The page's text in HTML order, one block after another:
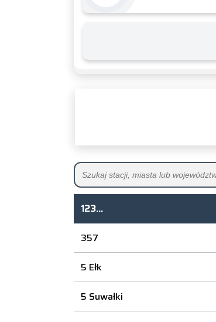
123...
357
5 Ełk
5 Suwałki